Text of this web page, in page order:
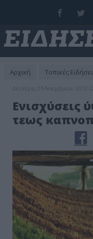
Αρχική Τοπικές
Δευτέρα, 05 Νοεμβρίου 2012
Ενισχύσεις
τεως